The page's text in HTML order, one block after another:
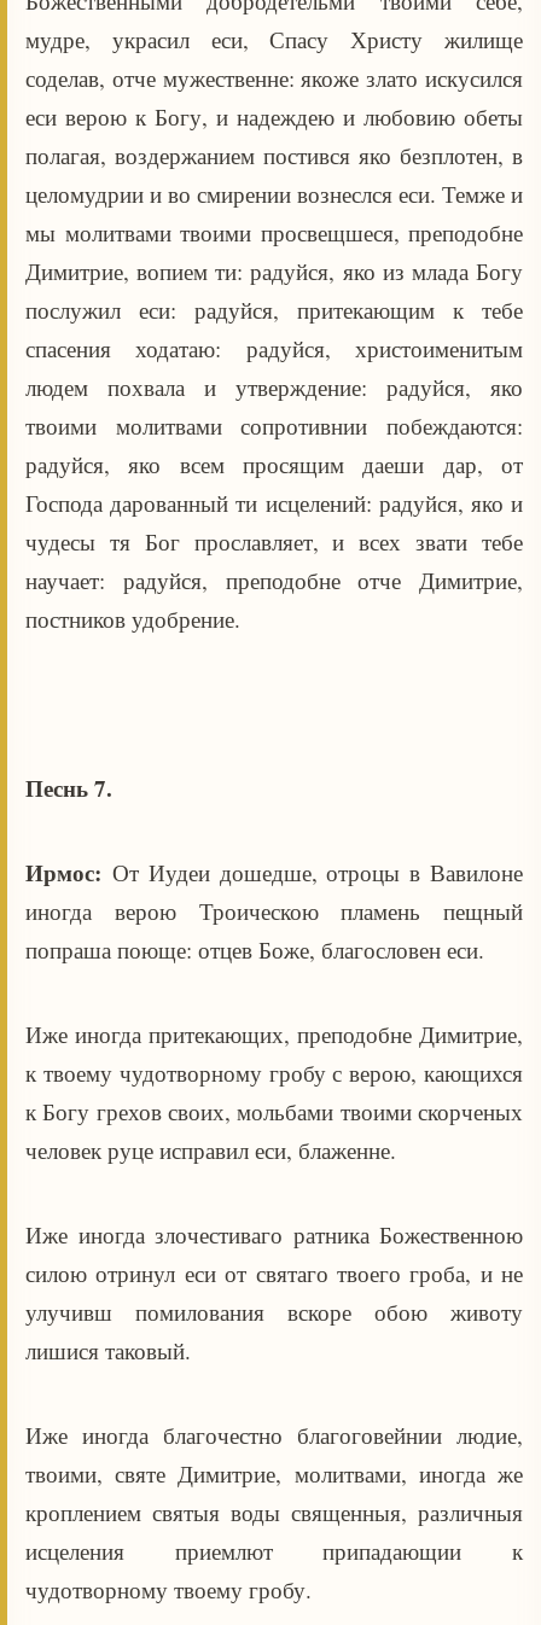
мудре, украсил еси, Спасу Христу жилище
соделав, отче мужественне: якоже злато искусился
еси верою к Богу, и надеждею и любовию обеты
полагая, воздержанием постився яко безплотен, в
целомудрии и во смирении вознеслся еси. Темже и
мы молитвами твоими просвещшеся, преподобне
Димитрие, вопием ти: радуйся, яко из млада Богу
послужил еси: радуйся, притекающим к тебе
спасения ходатаю: радуйся, христоименитым
людем похвала и утверждение: радуйся, яко
твоими молитвами сопротивнии побеждаются:
радуйся, яко всем просящим даеши дар, от
Господа дарованный ти исцелений: радуйся, яко и
чудесы тя Бог прославляет, и всех звати тебе
научает: радуйся, преподобне отче Димитрие,
постников удобрение.
Песнь 7.
Ирмос: От Иудеи дошедше, отроцы в Вавилоне
иногда верою Троическою пламень пещный
попраша поюще: отцев Боже, благословен еси.
Иже иногда притекающих, преподобне Димитрие,
к твоему чудотворному гробу с верою, кающихся
к Богу грехов своих, мольбами твоими скорченых
человек руце исправил еси, блаженне.
Иже иногда злочестиваго ратника Божественною
силою отринул еси от святаго твоего гроба, и не
улучивш помилования вскоре обою животу
лишися таковый.
Иже иногда благочестно благоговейнии людие,
твоими, святе Димитрие, молитвами, иногда же
кроплением святыя воды священныя, различныя
исцеления приемлют припадающии к
чудотворному твоему гробу.